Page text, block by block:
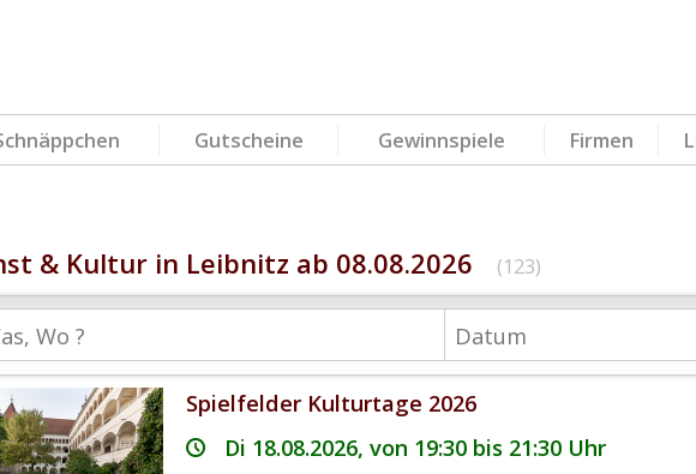
Gutscheine Gewinnspiele Firmen
& Kultur in Leibnitz ab 08.08.2026 (123)
Spielfelder Kulturtage 2026
Di 18.08.2026, von 19:30 bis 21:30 Uhr